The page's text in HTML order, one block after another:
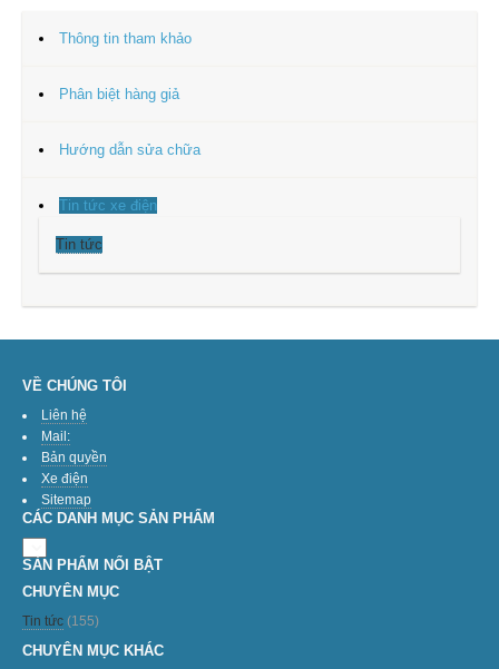
Thông tin tham khảo
Phân biệt hàng giả
Hướng dẫn sửa chữa
Tin tức xe điện
Tin tức
VỀ CHÚNG TÔI
Liên hệ
Mail:
Bản quyền
Xe điện
Sitemap
CÁC DANH MỤC SẢN PHẨM
SẢN PHẨM NỔI BẬT
CHUYÊN MỤC
Tin tức (155)
CHUYÊN MỤC KHÁC